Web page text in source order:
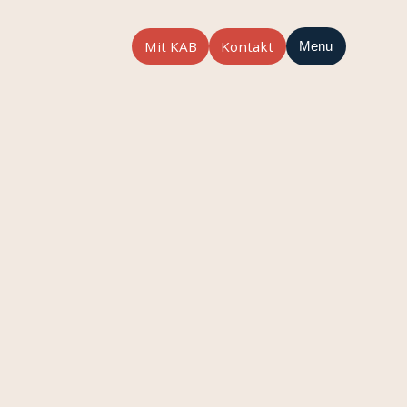
Mit KAB Kontakt Menu